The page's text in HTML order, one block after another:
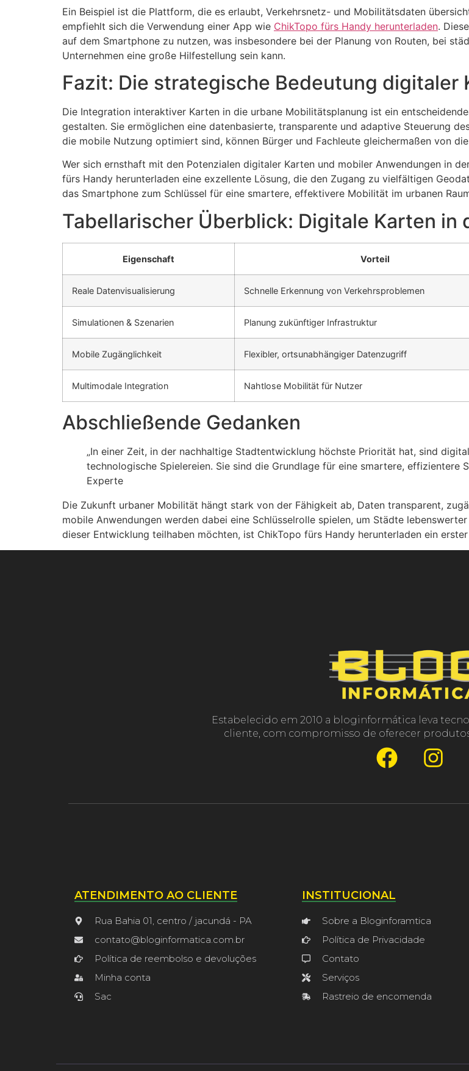
Ein Beispiel ist die Plattform, die es erlaubt, Verkehrsnetz- und Mobilitätsdaten
empfiehlt sich die Verwendung einer App wie ChikTopo fürs Handy herunterladen.
auf dem Smartphone zu nutzen, was insbesondere bei der Planung von Routen, bei
Unternehmen eine große Hilfestellung sein kann.
Fazit: Die strategische Bedeutung digitaler
Die Integration interaktiver Karten in die urbane Mobilitätsplanung ist ein
gestalten. Sie ermöglichen eine datenbasierte, transparente und adaptive Steuerung
die mobile Nutzung optimiert sind, können Bürger und Fachleute gleichermaßen von
Wer sich ernsthaft mit den Potenzialen digitaler Karten und mobiler Anwendungen in
fürs Handy herunterladen eine exzellente Lösung, die den Zugang zu vielfältigen
das Smartphone zum Schlüssel für eine smartere, effektivere Mobilität im urbanen
Tabellarischer Überblick: Digitale Karten in
Eigenschaft Vorteil
Reale Datenvisualisierung Schnelle Erkennung von Verkehrsproblemen
Simulationen & Szenarien Planung zukünftiger Infrastruktur
Mobile Zugänglichkeit Flexibler, ortsunabhängiger Datenzugriff
Multimodale Integration Nahtlose Mobilität für Nutzer
Abschließende Gedanken
„In einer Zeit, in der nachhaltige Stadtentwicklung höchste Priorität hat, sind
technologische Spielereien. Sie sind die Grundlage für eine smartere, effizientere
Experte
Die Zukunft urbaner Mobilität hängt stark von der Fähigkeit ab, Daten transparent,
mobile Anwendungen werden dabei eine Schlüsselrolle spielen, um Städte
dieser Entwicklung teilhaben möchten, ist ChikTopo fürs Handy herunterladen ein
Estabelecido em 2010 a bloginformática leva
cliente, com compromisso de oferecer
ATENDIMENTO AO CLIENTE
Rua Bahia 01, centro / jacundá - PA
contato@bloginformatica.com.br
Política de reembolso e devoluções
Minha conta
Sac
INSTITUCIONAL
Sobre a Bloginforamtica
Política de Privacidade
Contato
Serviços
Rastreio de encomenda